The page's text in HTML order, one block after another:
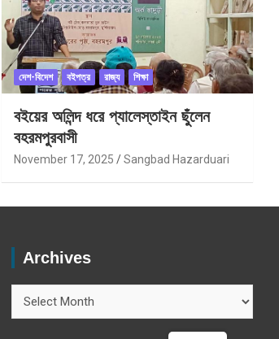
দেশ-বিদেশ বইপত্র রাজ্য শিক্ষা
বইয়ের অলিন্দ ধরে প্যালেস্তাইন ছুঁলেন
বহরমপুরবাসী
November 17, 2025 Sangbad Hazarduari
Archives